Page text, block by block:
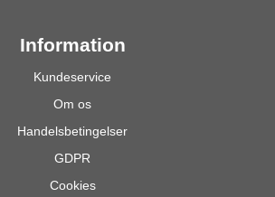
Information
Kundeservice
Om os
Handelsbetingelser
GDPR
Cookies